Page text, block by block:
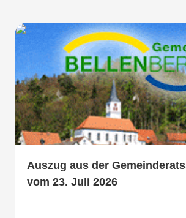
Auszug aus der
vom 23. Juli 2026